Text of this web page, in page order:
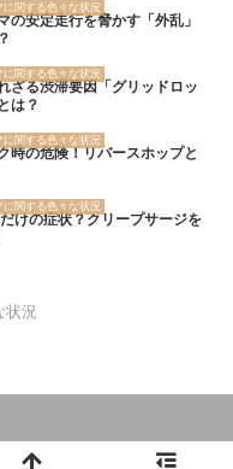
に関する色々な状況
の安定走行を脅かす「外乱」
に関する色々な状況
ざる渋滞要因「グリッドロッ
は？
に関する色々な状況
時の危険！リバースホップと
に関する色々な状況
けの症状？クリープサージを
状況